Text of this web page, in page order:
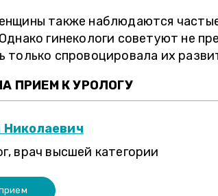
также наблюдаются
гинекологи советуют не
только спровоцировала их
ПРИЕМ К УРОЛОГУ
Николаевич
врач высшей категории